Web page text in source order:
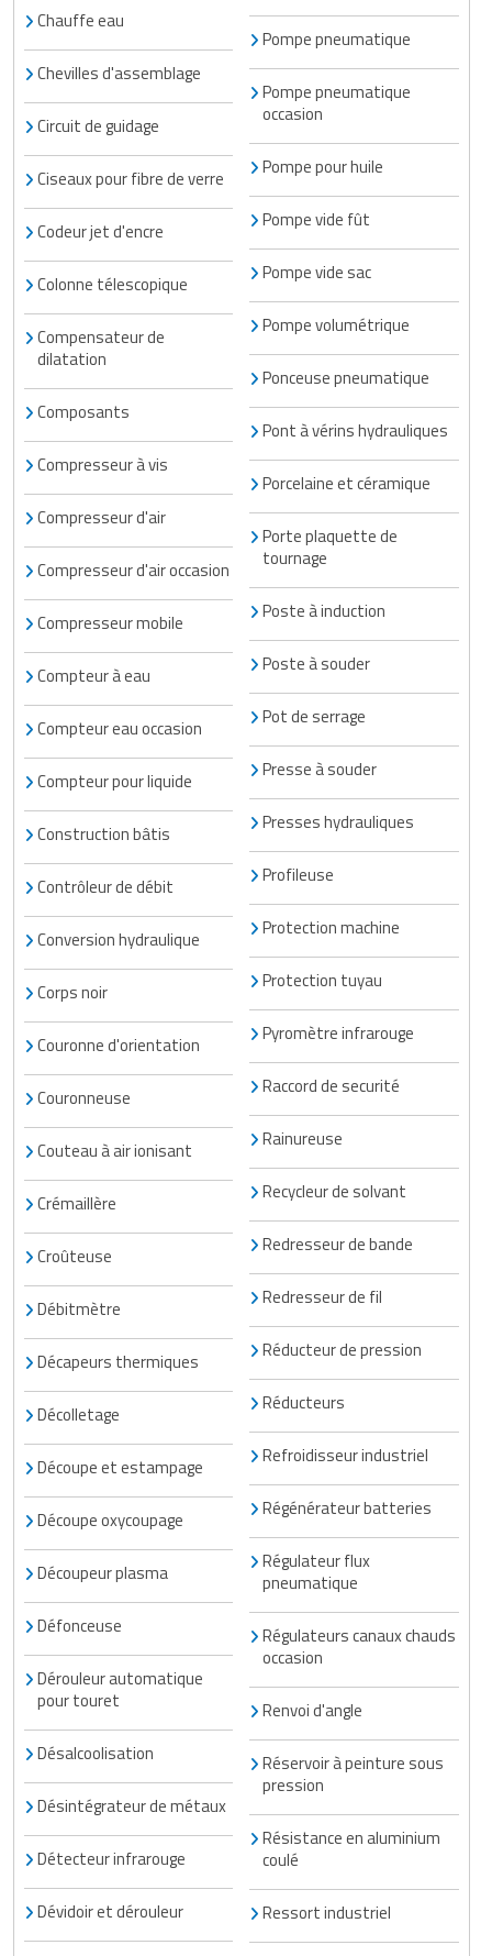
Chauffe eau
Chevilles d'assemblage
Circuit de guidage
Ciseaux pour fibre de verre
Codeur jet d'encre
Colonne télescopique
Compensateur de
dilatation
Composants
Compresseur à vis
Compresseur d'air
Compresseur d'air occasion
Compresseur mobile
Compteur à eau
Compteur eau occasion
Compteur pour liquide
Construction bâtis
Contrôleur de débit
Conversion hydraulique
Corps noir
Couronne d'orientation
Couronneuse
Couteau à air ionisant
Crémaillère
Croûteuse
Débitmètre
Décapeurs thermiques
Décolletage
Découpe et estampage
Découpe oxycoupage
Découpeur plasma
Défonceuse
Dérouleur automatique
pour touret
Désalcoolisation
Désintégrateur de métaux
Détecteur infrarouge
Dévidoir et dérouleur
Pompe pneumatique
Pompe pneumatique
occasion
Pompe pour huile
Pompe vide fût
Pompe vide sac
Pompe volumétrique
Ponceuse pneumatique
Pont à vérins hydrauliques
Porcelaine et céramique
Porte plaquette de
tournage
Poste à induction
Poste à souder
Pot de serrage
Presse à souder
Presses hydrauliques
Profileuse
Protection machine
Protection tuyau
Pyromètre infrarouge
Raccord de securité
Rainureuse
Recycleur de solvant
Redresseur de bande
Redresseur de fil
Réducteur de pression
Réducteurs
Refroidisseur industriel
Régénérateur batteries
Régulateur flux
pneumatique
Régulateurs canaux chauds
occasion
Renvoi d'angle
Réservoir à peinture sous
pression
Résistance en aluminium
coulé
Ressort industriel